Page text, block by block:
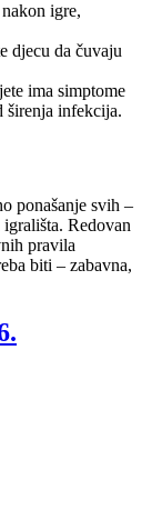
igre,
djecu da čuvaju
ima simptome
širenja infekcija.
ponašanje svih –
Redovan
pravila
biti – zabavna,